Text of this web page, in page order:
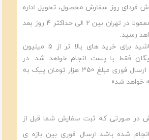
فردای روز سفارش محصول، تحویل اداره
ی پست شده و معمولا در تهران بین ۲ الی حداکثر 4 روز بعد
رسید.
«توجه داشته باشید برای خرید های بالا تر از 5 میلیون
فقط با پست انجام خواهد شد. در
صورت درخواست ارسال فوری مبلغ 350 هزار تومان پیک به
خواهد شد»
در صورتی که ثبت سفارش شما قبل از